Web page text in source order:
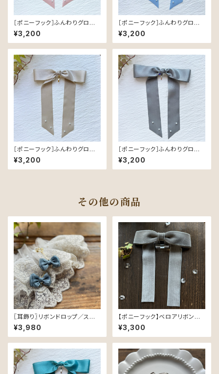
［ポニーフック］ふんわりグロスリ
ボン／Pink｜つやめく軽やかな
ヘアリボン
¥3,200
［ポニーフック］ふんわりグロスリ
ボン／Light Blue｜つやめく軽
やかなヘアリボン
¥3,200
［ポニーフック］ふんわりグロスリ
ボン／Beige｜つやめく軽やか
なヘアリボン
¥3,200
［ポニーフック］ふんわりグロスリ
ボン／Gray｜つやめく軽やかな
ヘアリボン
¥3,200
その他の商品
〖耳飾り〗リボンドロップ／スモ
ーキーブルー
¥3,980
【ポニーフック】ベロアリボン／
グレー（36mm幅・275）
¥3,300